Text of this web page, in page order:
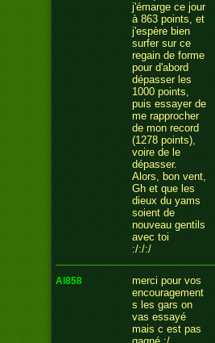
j'émarge ce jour
à 863 points, et
j'espère bien
surfer sur ce
regain de forme
pour d'abord
dépasser les
1000 points,
puis essayer de
me rapprocher
de mon record
(1278 points),
voire de le
dépasser.
Alors, bon vent,
Gh et que les
dieux du yams
soient de
nouveau gentils
avec toi
:/:/:/
al858
merci pour vos
encouragement
s les gars on
vas essayé
mais c est pas